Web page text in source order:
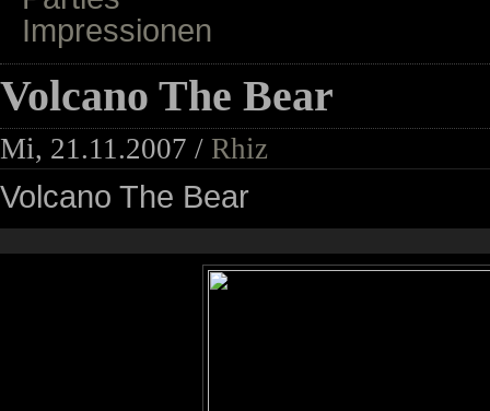
Impressionen
Volcano The Bear
Mi, 21.11.2007 / Rhiz
Volcano The Bear